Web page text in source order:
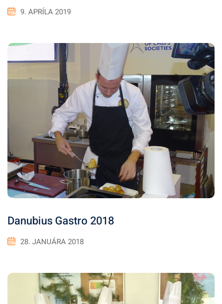
9. APRÍLA 2019
Danubius Gastro 2018
28. JANUÁRA 2018